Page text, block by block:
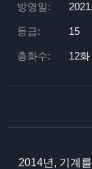
방영일:
등급: 15
총화수: 12화
2014년, 기계